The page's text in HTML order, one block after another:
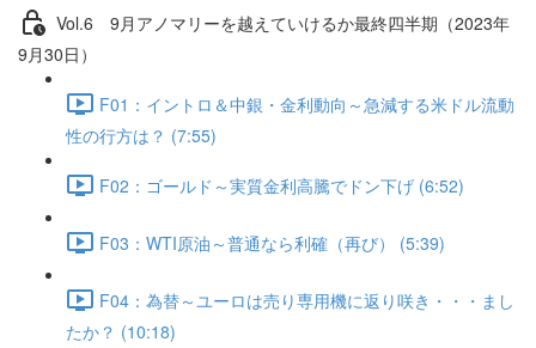
Vol.6 9⽉アノマリーを越えていけるか最終四半期（2023年
9月30日）
F01：イントロ＆中銀・金利動向～急減する米ドル流動
性の行方は？ (7:55)
F02：ゴールド～実質金利高騰でドン下げ (6:52)
F03：WTI原油～普通なら利確（再び） (5:39)
F04：為替～ユーロは売り専用機に返り咲き・・・まし
たか？ (10:18)